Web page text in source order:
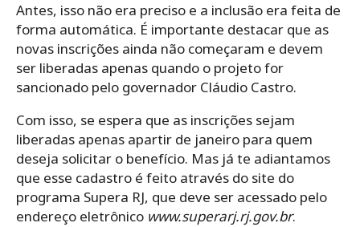
Antes, isso não era preciso e a inclusão era feita de
forma automática. É importante destacar que as
novas inscrições ainda não começaram e devem
ser liberadas apenas quando o projeto for
sancionado pelo governador Cláudio Castro.
Com isso, se espera que as inscrições sejam
liberadas apenas apartir de janeiro para quem
deseja solicitar o benefício. Mas já te adiantamos
que esse cadastro é feito através do site do
programa Supera RJ, que deve ser acessado pelo
endereço eletrônico www.superarj.rj.gov.br.